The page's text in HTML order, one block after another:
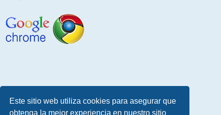
Este sitio web utiliza cookies para asegurar que
obtenga la mejor experiencia en nuestro sitio